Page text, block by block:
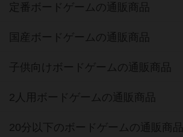
定番ボードゲームの通販商品
国産ボードゲームの通販商品
子供向けボードゲームの通販商品
2人用ボードゲームの通販商品
20分以下のボードゲームの通販商品